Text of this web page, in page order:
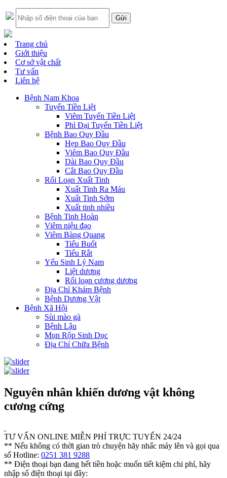
Trang chủ
Giới thiệu
Cơ sở vật chất
Tư vấn
Liên hệ
Bệnh Nam Khoa
Tuyến Tiền Liệt
Viêm Tuyến Tiền Liệt
Phì Đại Tuyến Tiền Liệt
Bệnh Bao Quy Đầu
Hẹp Bao Quy Đầu
Viêm Bao Quy Đầu
Dài Bao Quy Đầu
Cắt Bao Quy Đầu
Rối Loạn Xuất Tinh
Xuất Tinh Ra Máu
Xuất Tinh Sớm
Xuất tinh nhiều
Bệnh Tinh Hoàn
Viêm niệu đạo
Viêm Bàng Quang
Tiểu Buốt
Tiểu Rắt
Yếu Sinh Lý Nam
Liệt dương
Rối loạn cương dương
Địa Chỉ Khám Bệnh
Bệnh Dương Vật
Bệnh Xã Hội
Sùi mào gà
Bệnh Lậu
Mụn Rộp Sinh Dục
Địa Chỉ Chữa Bệnh
Nguyên nhân khiến dương vật không
cương cứng
TƯ VẤN ONLINE MIỄN PHÍ TRỰC TUYẾN 24/24
** Nếu không có thời gian trò chuyện hãy nhấc máy lên và gọi qua
số Hotline: 0251 381 9288
** Điện thoại bạn đang hết tiền hoặc muốn tiết kiệm chi phí, hãy
nhập số điện thoại tại đây: